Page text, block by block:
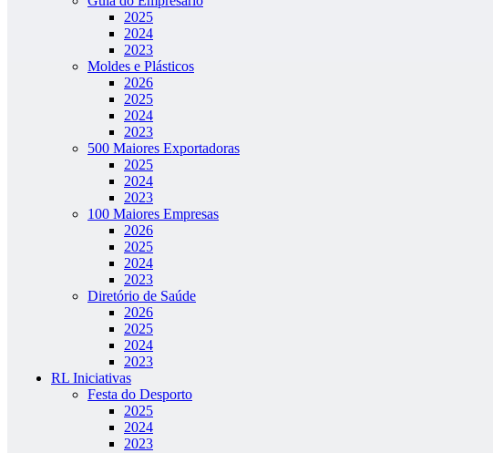
2025
2024
2023
Moldes e Plásticos
2026
2025
2024
2023
500 Maiores Exportadoras
2025
2024
2023
100 Maiores Empresas
2026
2025
2024
2023
Diretório de Saúde
2026
2025
2024
2023
RL Iniciativas
Festa do Desporto
2025
2024
2023